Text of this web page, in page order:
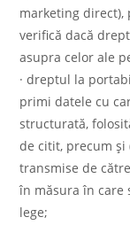
marketing
verifică dacă
asupra celor ale
· dreptul la
primi datele cu
structurată,
de citit, precum și
transmise de
în măsura în
lege;